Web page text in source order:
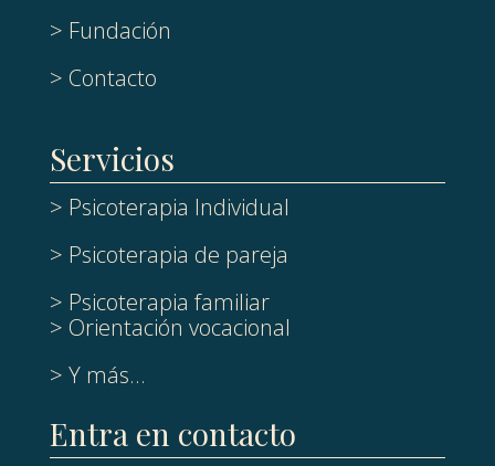
> Fundación
> Contacto
Servicios
> Psicoterapia Individual
> Psicoterapia de pareja
> Psicoterapia familiar
> Orientación vocacional
> Y más...
Entra en contacto